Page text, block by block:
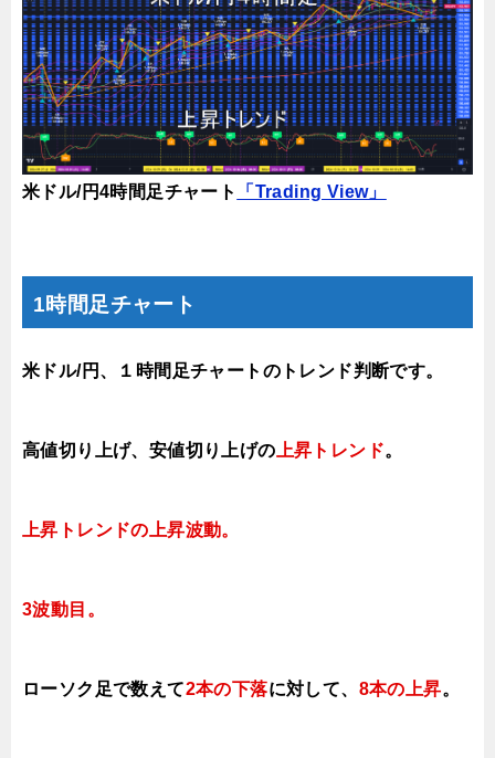
米ドル/円4時間足チャート 「Trading View」
1時間足チャート
米ドル/円、１時間足チャートのトレンド判断です。
高値切り上げ、安値切り上げの 上昇トレンド。
上昇トレンドの上昇波動。
3波動目。
ローソク足で数えて2本の下落に対して、 8本の上昇。